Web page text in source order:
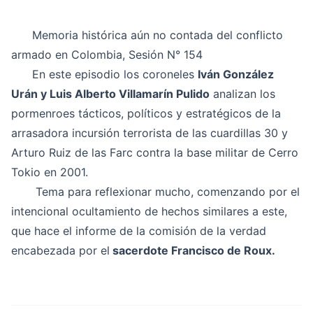
Memoria histórica aún no contada del conflicto
armado en Colombia, Sesión N° 154
En este episodio los coroneles Iván González
Urán y Luis Alberto Villamarín Pulido analizan los
pormenroes tácticos, políticos y estratégicos de la
arrasadora incursión terrorista de las cuardillas 30 y
Arturo Ruiz de las Farc contra la base militar de Cerro
Tokio en 2001.
Tema para reflexionar mucho, comenzando por el
intencional ocultamiento de hechos similares a este,
que hace el informe de la comisión de la verdad
encabezada por el sacerdote Francisco de Roux.